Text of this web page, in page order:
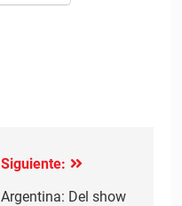
Siguiente:
Argentina: Del show